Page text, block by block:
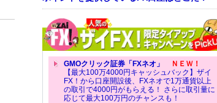
GMOクリック証券「FXネオ」
ＮＥＷ！
【最大100万4000円キャッシュバック】ザイ
FX！から口座開設後、FXネオで1万通貨以上
の取引で4000円がもらえる！ さらに取引量に
応じて最大100万円のチャンスも！